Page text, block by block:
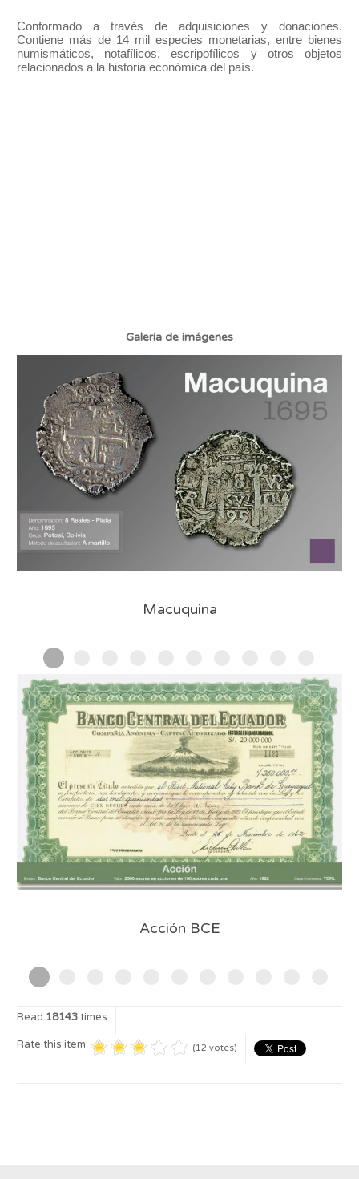
Conformado a través de adquisiciones y donaciones.
Contiene más de 14 mil especies monetarias, entre bienes
numismáticos, notafílicos, escripofílicos y otros objetos
relacionados a la historia económica del país.
Galería de imágenes
Macuquina
Acción BCE
Read 18143times
Rate this item (12 votes)